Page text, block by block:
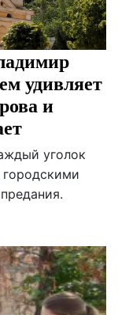
удивляет
и
уголок